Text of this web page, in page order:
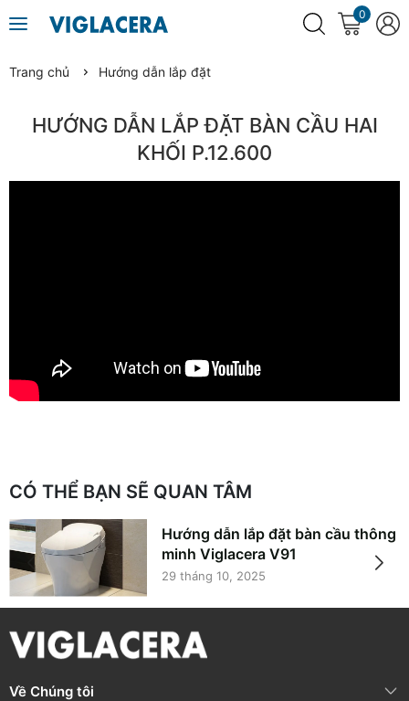
0
Trang chủ Hướng dẫn lắp đặt
HƯỚNG DẪN LẮP ĐẶT BÀN CẦU HAI
KHỐI P.12.600
CÓ THỂ BẠN SẼ QUAN TÂM
Hướng dẫn lắp đặt bàn cầu thông
minh Viglacera V91
29 tháng 10, 2025
Về Chúng tôi